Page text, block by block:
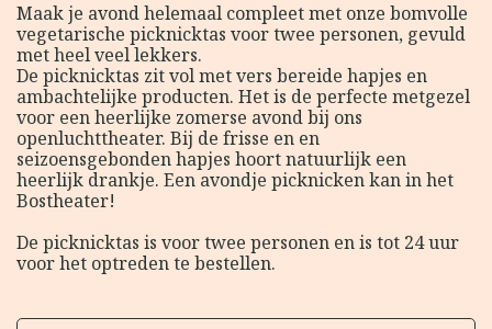
Maak je avond helemaal compleet met onze bomvolle
vegetarische picknicktas voor twee personen, gevuld
met heel veel lekkers.
De picknicktas zit vol met vers bereide hapjes en
ambachtelijke producten. Het is de perfecte metgezel
voor een heerlijke zomerse avond bij ons
openluchttheater. Bij de frisse en en
seizoensgebonden hapjes hoort natuurlijk een
heerlijk drankje. Een avondje picknicken kan in het
Bostheater!
De picknicktas is voor twee personen en is tot 24 uur
voor het optreden te bestellen.